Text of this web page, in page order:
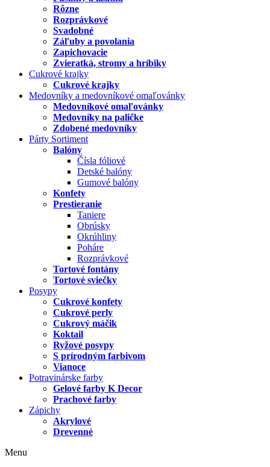
Rôzne
Rozprávkové
Svadobné
Záľuby a povolania
Zapichovacie
Zvieratká, stromy a hríbiky
Cukrové krajky
Cukrové krajky
Medovníky a medovníkové omaľovánky
Medovníkové omaľovánky
Medovníky na paličke
Zdobené medovníky
Párty Sortiment
Balóny
Čísla fóliové
Detské balóny
Gumové balóny
Konfety
Prestieranie
Taniere
Obrúsky
Okrúhliny
Poháre
Rozprávkové
Tortové fontány
Tortové sviečky
Posypy
Cukrové konfety
Cukrové perly
Cukrový máčik
Koktail
Ryžové posypy
S prírodným farbivom
Vianoce
Potravinárske farby
Gelové farby K Decor
Prachové farby
Zápichy
Akrylové
Drevenné
Menu